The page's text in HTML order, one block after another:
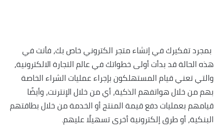
بمجرد تفكيرك في إنشاء متجر الكتروني خاص بك، فأنت في
هذه الحالة قد بدأت أولى خطواتك في عالم التجارة الالكترونية،
والتي تعني قيام المستهلكون بإجراء عمليات الشراء الخاصة
بهم من خلال هواتفهم الذكية، أي من خلال الإنترنت، وأيضًا
قيامهم بعمليات دفع قيمة المنتج أو الخدمة من خلال بطاقتهم
البنكية، أو طرق إلكترونية أخرى تسهيلًا عليهم.